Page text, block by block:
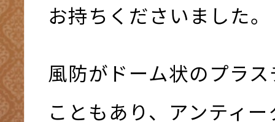
お持ちくださいました。
風防がドーム状のプラ
こともあり、アンティ